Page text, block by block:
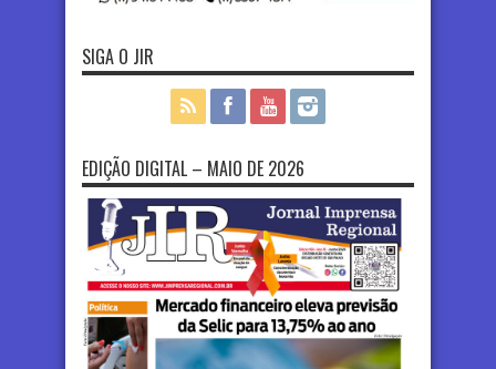
SIGA O JIR
EDIÇÃO DIGITAL – MAIO DE 2026